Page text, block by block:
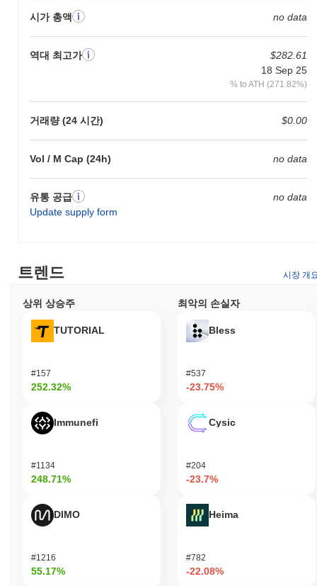
시가 총액 no data
역대 최고가
$282.61
18 Sep 25
% to ATH (271.82%)
거래량 (24 시간) $0.00
Vol / M Cap (24h) no data
유통 공급
Update supply form
no data
소에서 여전히 거래되고 있어 지속적인 관심과 참여를 나타냅니다.
개발자들의 최근 업데이트는 이 프로젝트가 비활성 또는 버려진 것
니다. 이 프로젝트의 목표 대상은 스테이킹의 이점을 활용하고 탈
가들입니다. 이 코인은 혁신적인 금융 솔루션과 향상된 수익 기회
에 집중하는 사용자 커뮤니티를 조성하는 것을 목표로 합니다.
생성하는 Proof of Stake (PoS) 합의 메커니즘을 통해 네트워크를
보호합니다. 이 모델은 검증자가 정직하게 행동하도록 유도하여 네
가 선택한 검증자를 지원할 수 있어 블록체인 보호와 탈중앙화를
더욱 강화합니다.
파워 스테이크드 SOL은 어떤 논란이나 위험에 직면했
파워 스테이크드 SOL은 투자자 신뢰에 영향을 미칠 수 있는 잠재
적인 변동성과 보안 사건을 포함한 상당한 위험에 직면해 있습니
이는 프로젝트의 무결성에 위협이 됩니다. 또한, 규제 조사의 결과
로 발생할 수 있는 법적 문제는 암호화폐 시장에서의 입장을 더욱
Power Staked SOL (PWRSOL) FAQ – 핵심 지
Power Staked SOL (PWRSOL)는 어디에서 구매할 수
Power Staked SOL (PWRSOL)는 centralized and decentralized 암
호화폐 거래소에서 널리 이용할 수 있습니다.
트렌드 시장 개
상위 상승주
TUTORIAL
#157
252.32%
Immunefi
#1134
248.71%
DIMO
#1216
55.17%
최악의 손실자
Bless
#537
-23.75%
Cysic
#204
-23.7%
Heima
#782
-22.08%